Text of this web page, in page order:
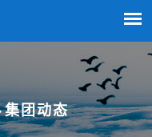
集团动态